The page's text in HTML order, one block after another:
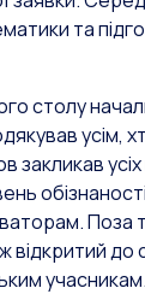
та
столу
усім,
закликав
Поза
до